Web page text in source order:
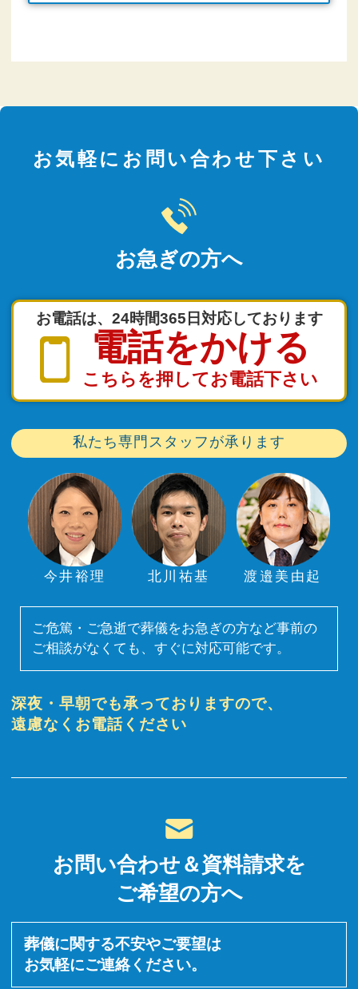
お気軽にお問い合わせ下さい
お急ぎの方へ
お電話は、24時間365日対応しております
電話をかける
こちらを押してお電話下さい
私たち専門スタッフが承ります
今井裕理 北川祐基 渡邉美由起
ご危篤・ご急逝で葬儀をお急ぎの方など事前の
ご相談がなくても、すぐに対応可能です。
深夜・早朝でも承っておりますので、
遠慮なくお電話ください
お問い合わせ＆資料請求を
ご希望の方へ
葬儀に関する不安やご要望は
お気軽にご連絡ください。